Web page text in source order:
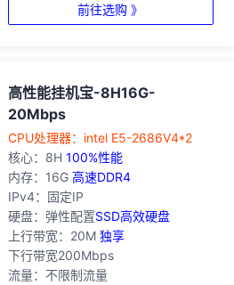
前往选购 》
高性能挂机宝-8H16G-
20Mbps
‎CPU处理器：intel E5-2686V4*2
核心：8H 100%性能
内存：16G 高速DDR4
IPv4：固定IP
硬盘：弹性配置SSD高效硬盘
上行带宽：20M 独享
下行带宽200Mbps
流量：不限制流量